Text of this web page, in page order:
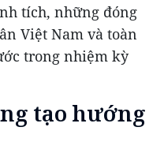
tích, những đóng
Việt Nam và toàn
trong nhiệm kỳ
tạo hướng